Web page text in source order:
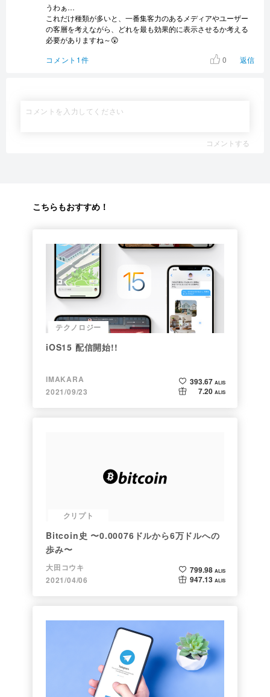
うわぁ…
これだけ種類が多いと、一番集客力のあるメディアやユーザー
の客層を考えながら、どれを最も効果的に表示させるか考える
必要がありますね～😲
コメント1件
0 返信
コメントする
こちらもおすすめ！
テクノロジー
iOS15 配信開始!!
IMAKARA
2021/09/23
393.67 ALIS
7.20 ALIS
クリプト
Bitcoin史 〜0.00076ドルから6万ドルへの
歩み〜
大田コウキ
2021/04/06
799.98 ALIS
947.13 ALIS